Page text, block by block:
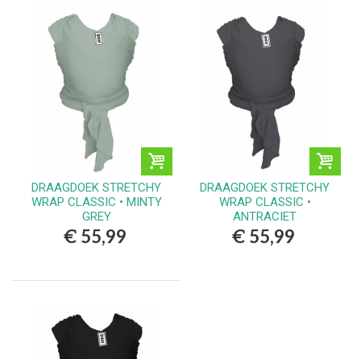
DRAAGDOEK STRETCHY
WRAP CLASSIC • MINTY
GREY
€ 55,99
DRAAGDOEK STRETCHY
WRAP CLASSIC •
ANTRACIET
€ 55,99